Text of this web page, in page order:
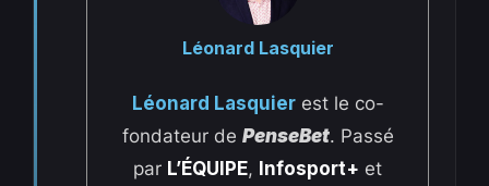
Léonard Lasquier
Léonard Lasquierest le co-
fondateur de PenseBet. Passé
par L’ÉQUIPE, Infosport+ et